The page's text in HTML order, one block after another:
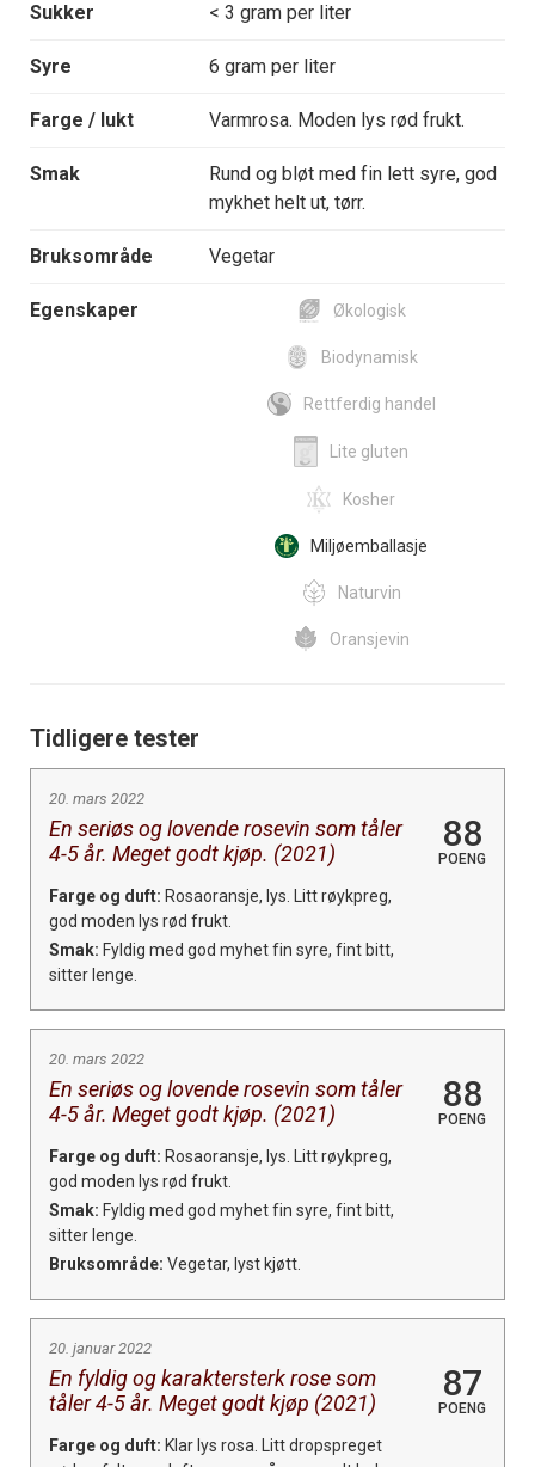
Sukker < 3 gram per liter
Syre 6 gram per liter
Farge / lukt Varmrosa. Moden lys rød frukt.
Smak
Rund og bløt med fin lett syre, god
mykhet helt ut, tørr.
Bruksområde Vegetar
Egenskaper Økologisk
Biodynamisk
Rettferdig handel
Lite gluten
Kosher
Miljøemballasje
Naturvin
Oransjevin
Tidligere tester
20. mars 2022
En seriøs og lovende rosevin som tåler
4-5 år. Meget godt kjøp. (2021)
88
POENG
Farge og duft: Rosaoransje, lys. Litt røykpreg,
god moden lys rød frukt.
Smak: Fyldig med god myhet fin syre, fint bitt,
sitter lenge.
20. mars 2022
En seriøs og lovende rosevin som tåler
4-5 år. Meget godt kjøp. (2021)
88
POENG
Farge og duft: Rosaoransje, lys. Litt røykpreg,
god moden lys rød frukt.
Smak: Fyldig med god myhet fin syre, fint bitt,
sitter lenge.
Bruksområde: Vegetar, lyst kjøtt.
20. januar 2022
En fyldig og karaktersterk rose som
tåler 4-5 år. Meget godt kjøp (2021)
87
POENG
Farge og duft: Klar lys rosa. Litt dropspreget